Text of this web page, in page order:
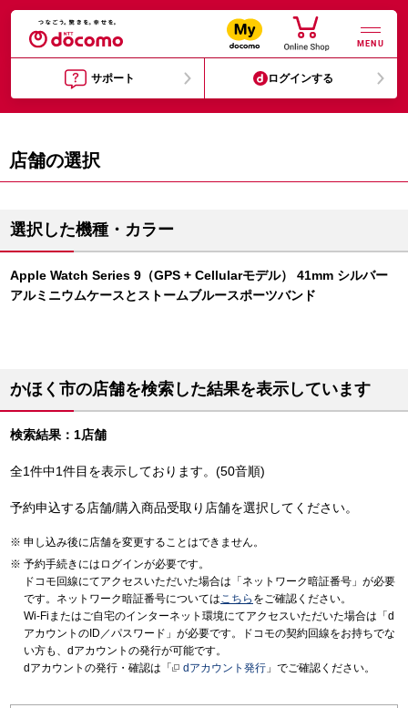
MENU
サポート ログインする
店舗の選択
選択した機種・カラー
Apple Watch Series 9（GPS + Cellularモデル） 41mm シルバー
アルミニウムケースとストームブルースポーツバンド
かほく市の店舗を検索した結果を表示しています
検索結果：1店舗
全1件中1件目を表示しております。(50音順)
予約申込する店舗/購入商品受取り店舗を選択してください。
申し込み後に店舗を変更することはできません。
予約手続きにはログインが必要です。
ドコモ回線にてアクセスいただいた場合は「ネットワーク暗証番号」が必要
です。ネットワーク暗証番号についてはこちら をご確認ください。
Wi-Fiまたはご自宅のインターネット環境にてアクセスいただいた場合は「d
アカウントのID／パスワード」が必要です。ドコモの契約回線をお持ちでな
い方も、dアカウントの発行が可能です。
dアカウントの発行・確認は「
dアカウント発行 」でご確認ください。